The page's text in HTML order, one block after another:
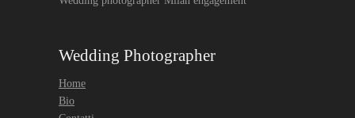
Wedding Photographer
Home
Bio